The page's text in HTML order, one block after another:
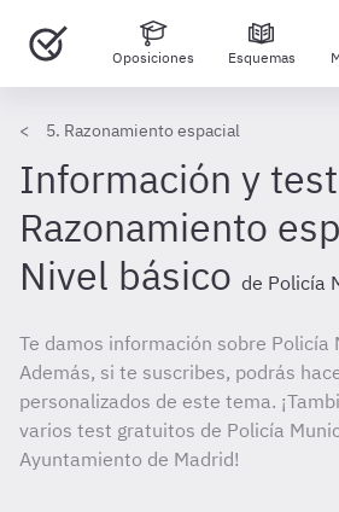
Oposiciones Esquemas
5. Razonamiento espacial
Información y
Razonamiento
Nivel básico de Policía
Te damos información sobre Policía
Además, si te suscribes, podrás
personalizados de este tema.
varios test gratuitos de Policía
Ayuntamiento de Madrid!